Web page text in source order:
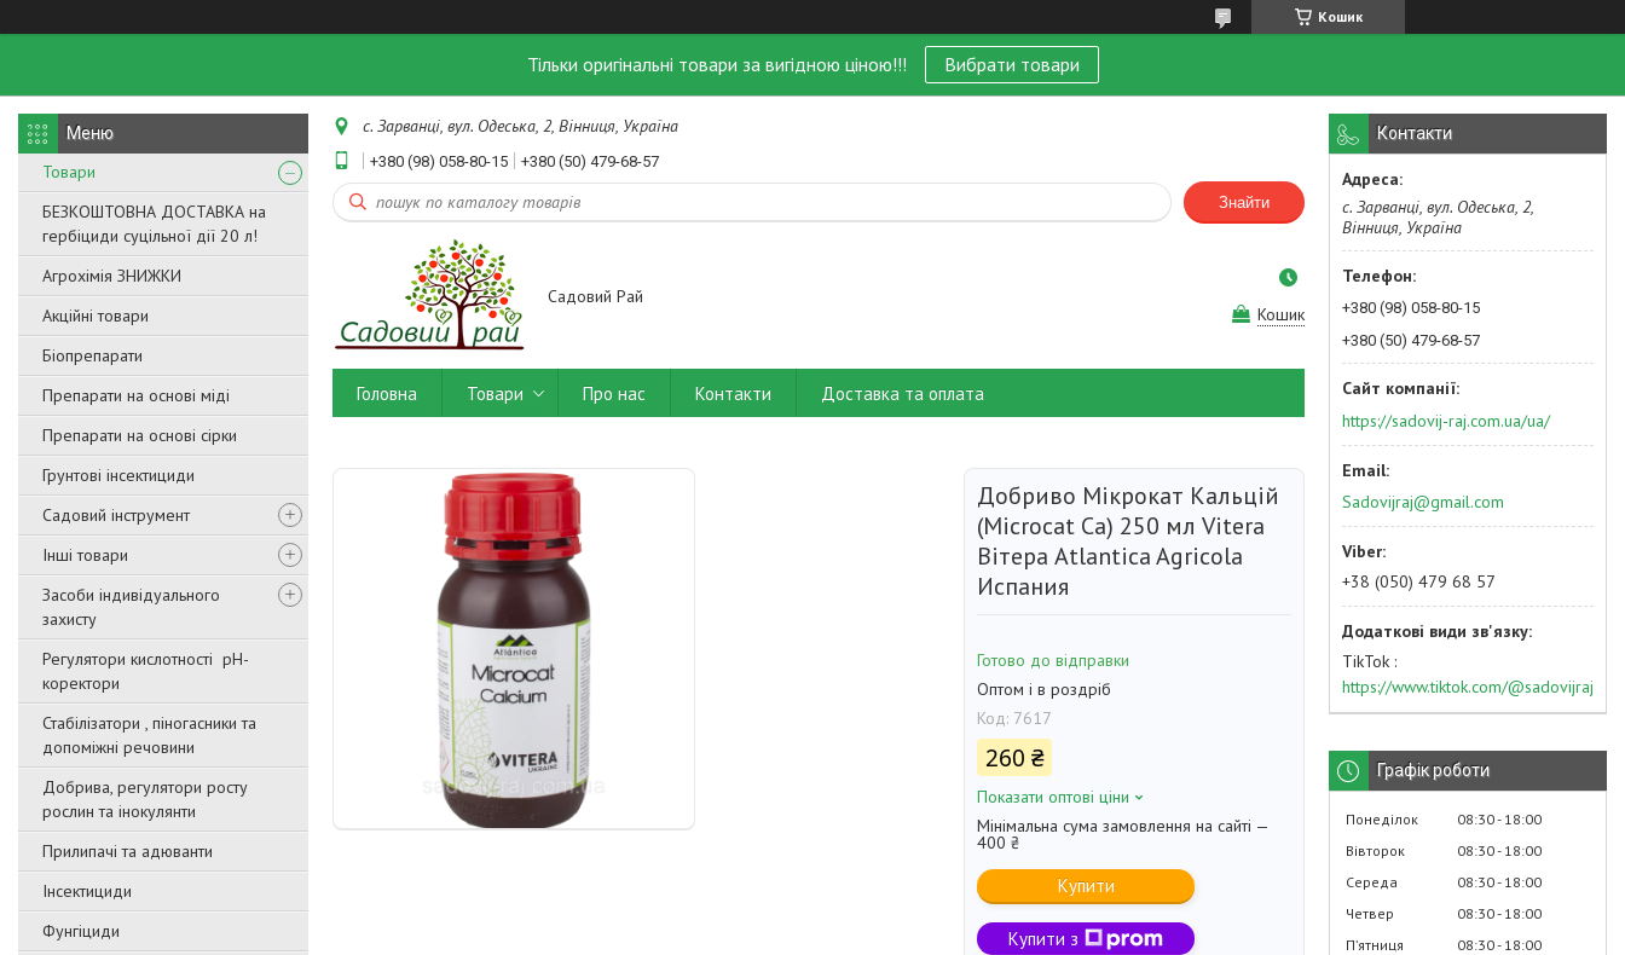
Кошик
Тільки оригінальні товари за вигідною ціною!!! Вибрати товари
Товари
БЕЗКОШТОВНА ДОСТАВКА на
гербіциди суцільної дії 20 л!
Агрохімія ЗНИЖКИ
Акційні товари
Біопрепарати
Препарати на основі міді
Препарати на основі сірки
Грунтові інсектициди
Садовий інструмент
Інші товари
Засоби індивідуального
захисту
Регулятори кислотності pН-
коректори
Стабілізатори , піногасники та
допоміжні речовини
Добрива, регулятори росту
рослин та інокулянти
Прилипачі та адюванти
Інсектициди
Фунгіциди
с. Зарванці, вул. Одеська, 2, Вінниця, Україна
+380 (98) 058-80-15 +380 (50) 479-68-57
Знайти
Садовий Рай
Кошик
Головна Товари Про нас Контакти Доставка та оплата
Добриво Мікрокат Кальцій
(Microcat Ca) 250 мл Vitera
Вітера Atlantica Agricola
Испания
Готово до відправки
Оптом і в роздріб
Код: 7617
260 ₴
Показати оптові ціни
Мінімальна сума замовлення на сайті —
400 ₴
Купити
Купити з
Контакти
с. Зарванці, вул. Одеська, 2,
Вінниця, Україна
+380 (98) 058-80-15
+380 (50) 479-68-57
https://sadovij-raj.com.ua/ua/
Sadovijraj@gmail.com
+38 (050) 479 68 57
TikTok
https://www.tiktok.com/@sadovijraj
Графік роботи
Понеділок 08:30 18:00
Вівторок
08:30 18:00
Середа
08:30 18:00
Четвер
08:30 18:00
Пʼятниця
08:30 18:00